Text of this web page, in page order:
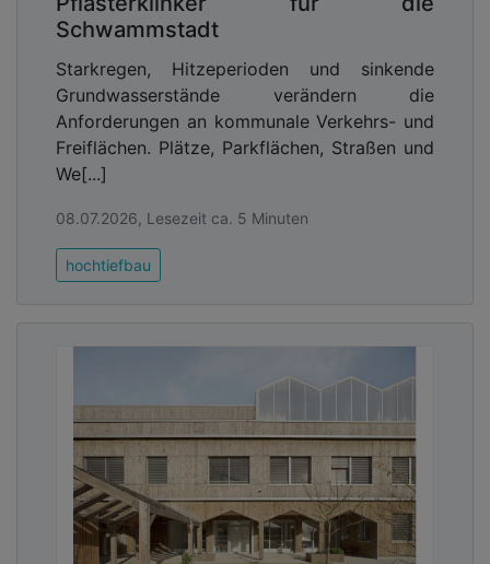
außergewöhnlichen Glasformate bis zu 2.980 x
hinsichtlich Planität und Glasdicke dar. Für Sockel-
und Fassadenelemente wurden mehr als 2.000 m²
Glas in 584 Einzelelementen verarbeitet und auf
die Baustelle inmitten der Berliner Innenstadt
geliefert – ein logistischer und
Schwammstadt
Starkregen, Hitzeperioden und sinkende
Grundwasserstände verändern die
Anforderungen an kommunale Verkehrs- und
Freiflächen. Plätze, Parkflächen, Straßen und
We[...]
08.07.2026, Lesezeit ca. 5 Minuten
hochtiefbau